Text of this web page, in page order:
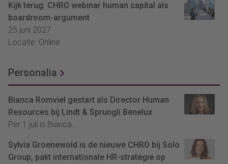
Kijk terug: CHRO webinar human capital als
boardroom-argument
25 juni 2027
Locatie: Online
Personalia
Bianca Romviel gestart als Director Human
Resources bij Lindt & Sprungli Benelux
Per 1 juli is Bianca...
Sylvia Groenewold is de nieuwe CHRO bij Solo
Group, pakt internationale HR-strategie op